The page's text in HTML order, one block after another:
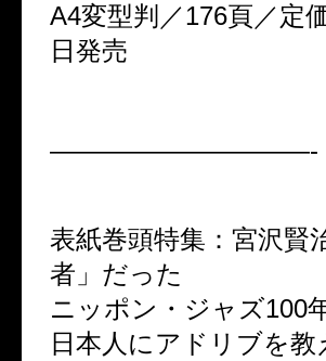
A4変型判／176頁／定
日発売
——————————-
表紙巻頭特集：宮沢賢
者」だった
ニッポン・ジャズ100
日本人にアドリブを教